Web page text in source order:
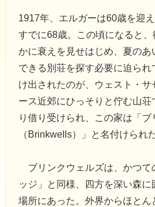
1917年、エルガーは60歳を迎
すでに68歳。この頃になると
かに衰えを見せはじめ、夏のあ
できる別荘を探す必要に迫ら
け出されたのが、ウェスト・サ
ース近郊にひっそりと佇む山荘
り借り受けられ、この家は「
（Brinkwells）」と名付けられた
ブリンクウェルズは、かつて
ッジ」と同様、四方を深い森
場所にあった。外界からほとん